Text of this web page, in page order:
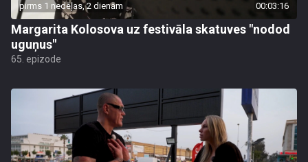
pirms 1 nedēļas, 2 dienām 00:03:16
Margarita Kolosova uz festivāla skatuves "nodod
uguņus"
65. epizode